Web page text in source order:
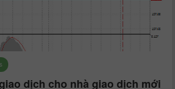
dịch cho nhà giao dịch mới